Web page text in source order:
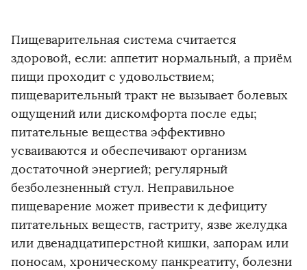
Пищеварительная система считается
здоровой, если: аппетит нормальный, а приём
пищи проходит с удовольствием;
пищеварительный тракт не вызывает болевых
ощущений или дискомфорта после еды;
питательные вещества эффективно
усваиваются и обеспечивают организм
достаточной энергией; регулярный
безболезненный стул. Неправильное
пищеварение может привести к дефициту
питательных веществ, гастриту, язве желудка
или двенадцатиперстной кишки, запорам или
поносам, хроническому панкреатиту, болезни